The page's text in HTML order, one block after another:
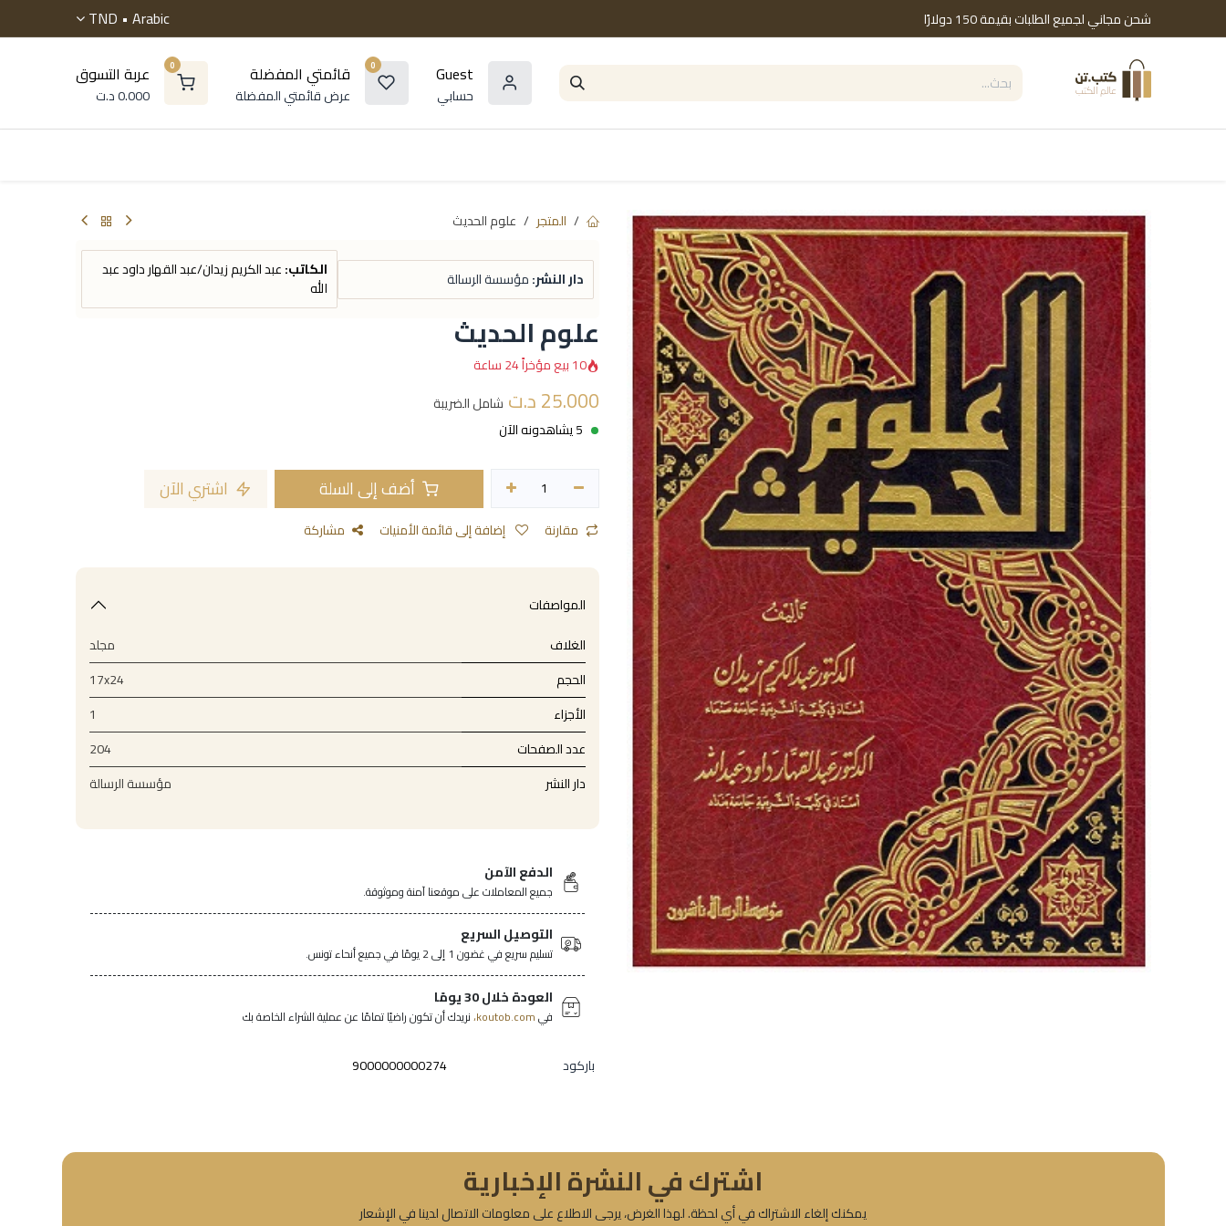
شحن مجاني لجميع الطلبات بقيمة 150 دولارًا Arabic •
TND
0 عربة التسوق
0.000د.ت
0 قائمتي المفضلة
عرض قائمتي المفضلة
Guest
حسابي
المتجر علوم الحديث
دار النشر:مؤسسة الرسالة الكاتب:عبد الكريم زيدان/عبد القهار داود عبد
الله
علوم الحديث
10 بيع مؤخراً 24 ساعة
25.000د.ت شامل الضريبة
5 يشاهدونه الآن
أضف إلى السلة اشتري الآن
مقارنة مشاركة
المواصفات
الغلاف
مجلد
الحجم
17x24
الأجزاء
1
عدد الصفحات
204
دار النشر
مؤسسة الرسالة
الدفع الآمن
جميع المعاملات على موقعنا آمنة وموثوقة.
التوصيل السريع
تسليم سريع في غضون 1 إلى 2 يومًا في جميع أنحاء تونس.
العودة خلال 30 يومًا
فيkoutob.com، نريدك أن تكون راضيًا تمامًا عن عملية الشراء الخاصة بك
باركود 9000000000274
اشترك في النشرة الإخبارية
يمكنك إلغاء الاشتراك في أي لحظة. لهذا الغرض، يرجى الاطلاع على معلومات الاتصال لدينا في الإشعار